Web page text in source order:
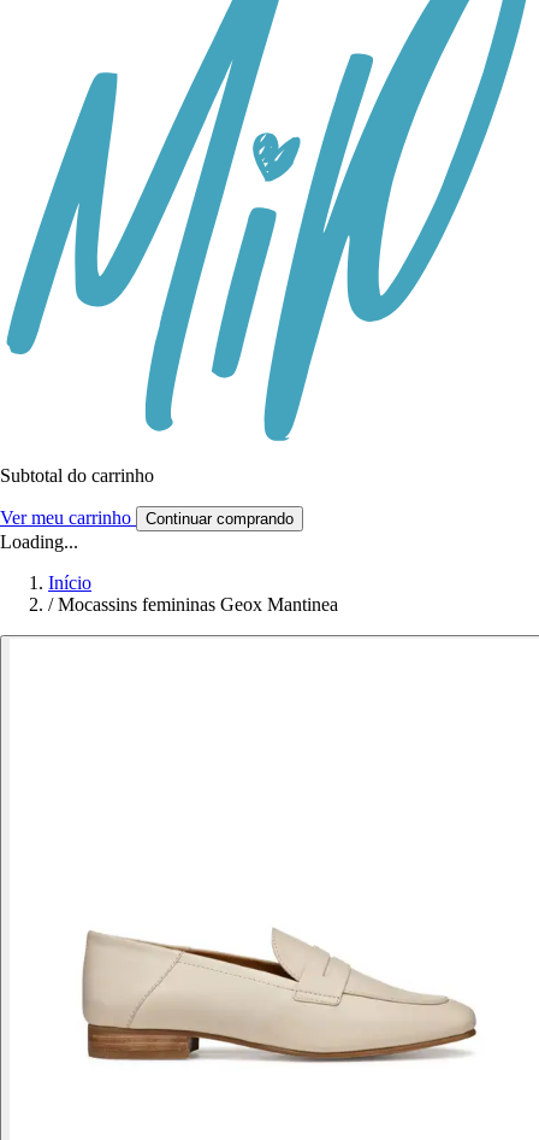
Subtotal do carrinho
Ver meu carrinho Continuar comprando
Loading...
Início
/ Mocassins femininas Geox Mantinea